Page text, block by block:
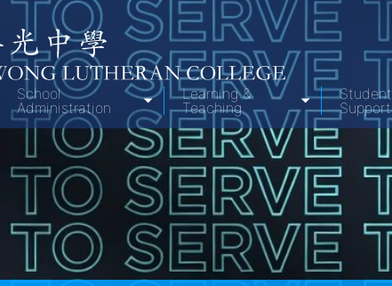
School
Administration
Learning &
Teaching
Student
Support